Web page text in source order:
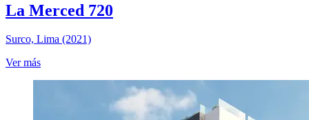
La Merced 720
Surco, Lima (2021)
Ver más